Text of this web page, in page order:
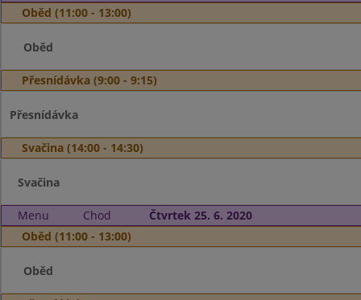
Oběd (11:00 - 13:00)
Oběd
Přesnídávka (9:00 - 9:15)
Přesnídávka
Svačina (14:00 - 14:30)
Svačina
Menu Chod
Čtvrtek 25. 6. 2020
Oběd (11:00 - 13:00)
Oběd